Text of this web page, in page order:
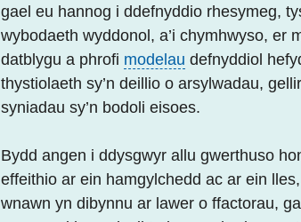
gael eu hannog i ddefnyddio rhesymeg,
wybodaeth wyddonol, a’i chymhwyso, er
datblygu a phrofi modelau defnyddiol
thystiolaeth sy’n deillio o arsylwadau,
syniadau sy’n bodoli eisoes.
Bydd angen i ddysgwyr allu gwerthuso
effeithio ar ein hamgylchedd ac ar ein
wnawn yn dibynnu ar lawer o ffactorau,